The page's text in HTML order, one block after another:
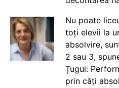
Nu poate
toți elevii la
absolvire,
2 sau 3,
Țugui:
prin câți